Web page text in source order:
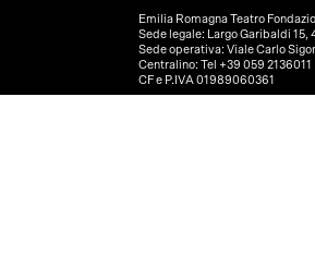
Emilia Romagna Teatro
Sede legale: Largo Garibaldi 15,
Sede operativa: Viale Carlo
Centralino: Tel +39 059 2136011
CF e P.IVA 01989060361